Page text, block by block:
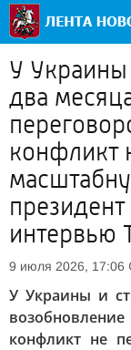
У Украины
два
конфликт
интервью
9 июля 2026, 17:06
У Украины и
конфликт не